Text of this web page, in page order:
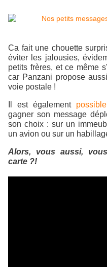
Ca fait une chouette
éviter les jalousies,
petits frères, et ce même
car Panzani propose
voie postale !
Il est également
gagner son message
son choix : sur un
un avion ou sur un
Alors, vous aussi,
carte ?!